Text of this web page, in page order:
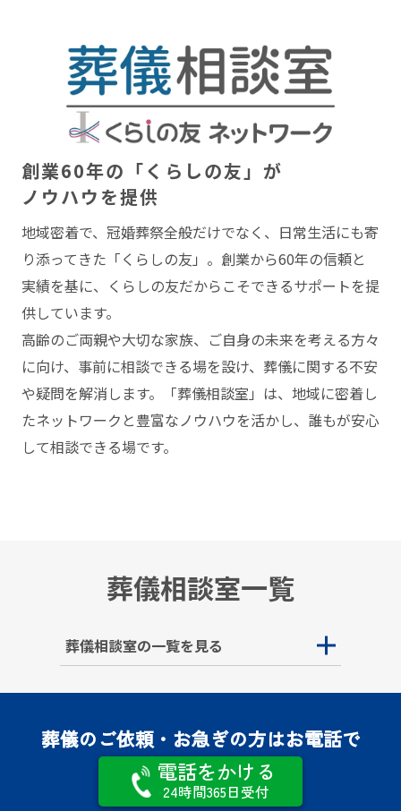
創業60年の「くらしの友」が
ノウハウを提供
地域密着で、冠婚葬祭全般だけでなく、⽇常⽣活にも寄
り添ってきた「くらしの友」。創業から60年の信頼と
実績を基に、くらしの友だからこそできるサポートを提
供しています。
⾼齢のご両親や⼤切な家族、ご⾃⾝の未来を考える⽅々
に向け、事前に相談できる場を設け、葬儀に関する不安
や疑問を解消します。「葬儀相談室」は、地域に密着し
たネットワークと豊富なノウハウを活かし、誰もが安⼼
して相談できる場です。
葬儀相談室一覧
葬儀相談室の一覧を見る
葬儀のご依頼・お急ぎの方はお電話で
電話をかける
24時間365日受付